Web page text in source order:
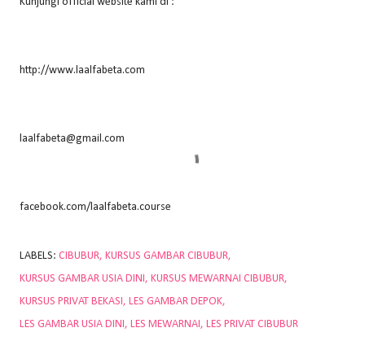
http://www.laalfabeta.com
laalfabeta@gmail.com
facebook.com/laalfabeta.course
LABELS: CIBUBUR KURSUS GAMBAR CIBUBUR
KURSUS GAMBAR USIA DINI
KURSUS MEWARNAI CIBUBUR
KURSUS PRIVAT BEKASI
LES GAMBAR DEPOK
LES GAMBAR USIA DINI
LES MEWARNAI LES PRIVAT CIBUBUR